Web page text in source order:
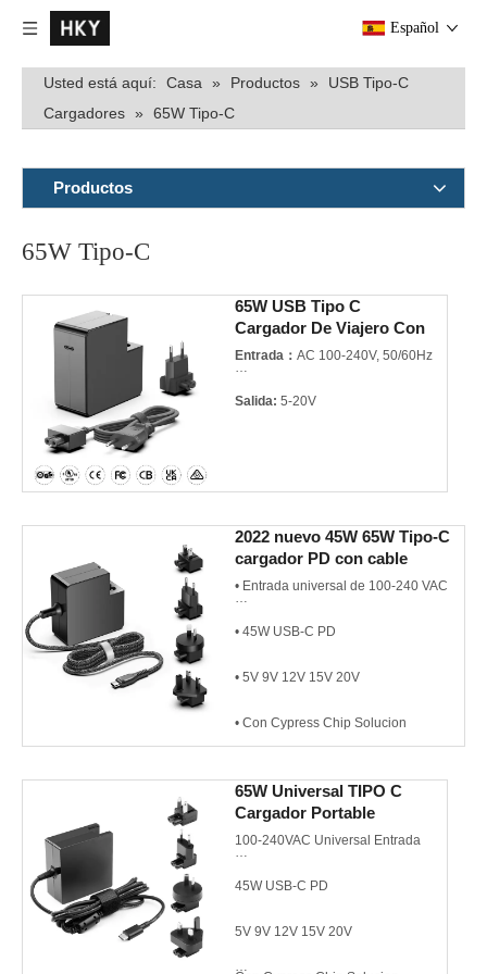
Español
Usted está aquí: Casa » Productos »
USB Tipo-C
Cargadores » 65W Tipo-C
Productos
65W Tipo-C
65W USB Tipo C
Cargador De Viajero Con
Enchufes Plegables
Divisores
Entrada： AC 100-240V, 50/60Hz
Salida: 5-20V
Estándar de Certificación de
62368/EN-62368/ BS EN-
62368/AS NZS-62368
2022 nuevo 45W 65W Tipo-C
cargador PD con cable
trenzado
• Entrada universal de 100-240 VAC
• 45W USB-C PD
• 5V 9V 12V 15V 20V
• Con Cypress Chip Solucion
CoC V5 Tier 2
• AC Plug UK / EU / US / AU Con
Cable Trenzado
RCM
65W Universal TIPO C
Cargador Portable
100-240VAC Universal Entrada
45W USB-C PD
5V 9V 12V 15V 20V